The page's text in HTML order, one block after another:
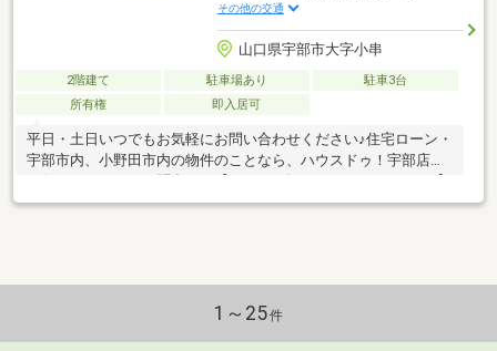
その他の交通
山口県宇部市大字小串
2階建て 駐車場あり
駐車3台
所有権
即入居可
平日・土日いつでもお気軽にお問い合わせください♪住宅ローン・
宇部市内、小野田市内の物件のことなら、ハウスドゥ！宇部店に
お任せください！お問合せは【 フリーダイヤル：0120-968-799 】
まで！
1～25件